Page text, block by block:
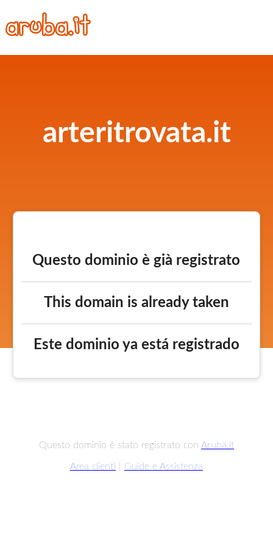
arteritrovata.it
Questo dominio è già registrato
This domain is already taken
Este dominio ya está registrado
Questo dominio è stato registrato con Aruba.it
Area clienti Guide e Assistenza